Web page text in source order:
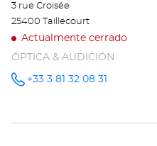
3 rue Croisée
25400 Taillecourt
Actualmente cerrado
ÓPTICA & AUDICIÓN
número
+33 3 81 32 08 31